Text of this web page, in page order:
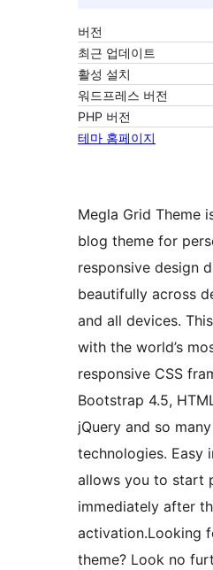
버전
최근 업데이트
활성 설치
워드프레스 버전
PHP 버전
테마 홈페이지
Megla Grid Theme
blog theme for
responsive design
beautifully across
and all devices.
with the world’s
responsive CSS
Bootstrap 4.5,
jQuery and so
technologies. Easy
allows you to start
immediately after
activation.Looking
theme? Look no